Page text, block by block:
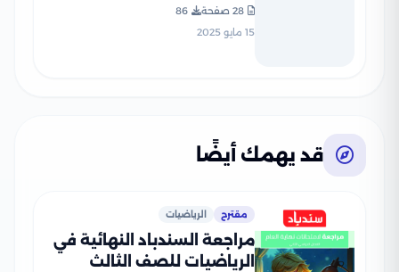
بالاجابات
28 صفحة
86
15 مايو 2025
قد يهمك أيضًا
مقترح الرياضيات
مراجعة السندباد النهائية في
الرياضيات للصف الثالث